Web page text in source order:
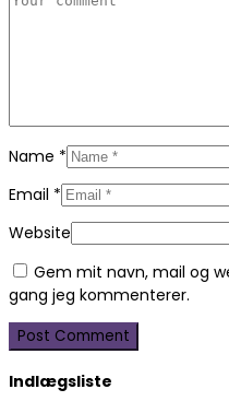
Name *
Email *
Website
Gem mit navn, mail og
gang jeg kommenterer.
Indlægsliste